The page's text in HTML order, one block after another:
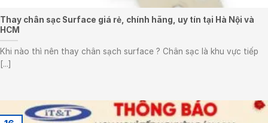
Thay chân sạc Surface giá rẻ, chính hãng, uy tín tại Hà Nội và
HCM
Khi nào thì nên thay chân sạch surface ? Chân sạc là khu vực tiếp
[...]